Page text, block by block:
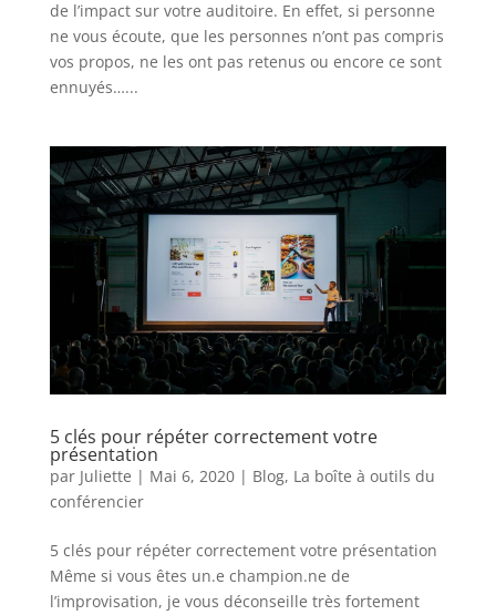
de l’impact sur votre auditoire. En effet, si personne
ne vous écoute, que les personnes n’ont pas compris
vos propos, ne les ont pas retenus ou encore ce sont
ennuyés…...
5 clés pour répéter correctement votre
présentation
par Juliette | Mai 6, 2020| Blog, La boîte à outils du
conférencier
5 clés pour répéter correctement votre présentation
Même si vous êtes un.e champion.ne de
l’improvisation, je vous déconseille très fortement